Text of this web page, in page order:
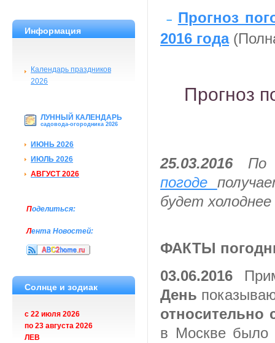
Информация
Календарь праздников
2026
ЛУННЫЙ КАЛЕНДАРЬ
садовода-огородника 2026
ИЮНЬ 2026
ИЮЛЬ 2026
АВГУСТ 2026
Поделиться:
Лента Новостей:
Солнце и зодиак
с 22 июля 2026
по 23 августа 2026
ЛЕВ
– Прогноз
2016 года
Прогноз
25.03.2016
погоде
будет холоднее
ФАКТЫ
03.06.2016
День
относительно
в Москве было